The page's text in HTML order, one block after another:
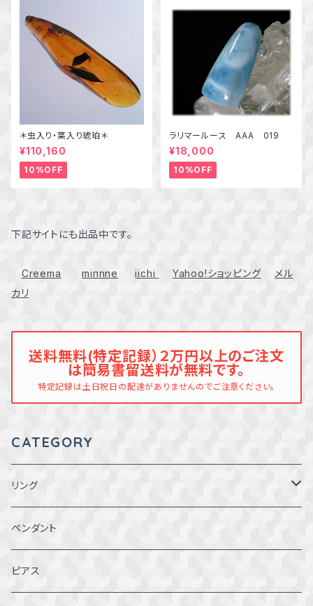
＊虫入り・葉入り琥珀＊
¥110,160
10%OFF
ラリマールース AAA 019
¥18,000
10%OFF
下記サイトにも出品中です。
Creema minnne iichi Yahoo!ショッピング
メル
カリ
送料無料(特定記録）２万円以上のご注文
は簡易書留送料が無料です。
特定記録は土日祝日の配達がありませんのでご注意ください。
CATEGORY
リング
1～1.5号
2～2.5号
ペンダント
ピアス